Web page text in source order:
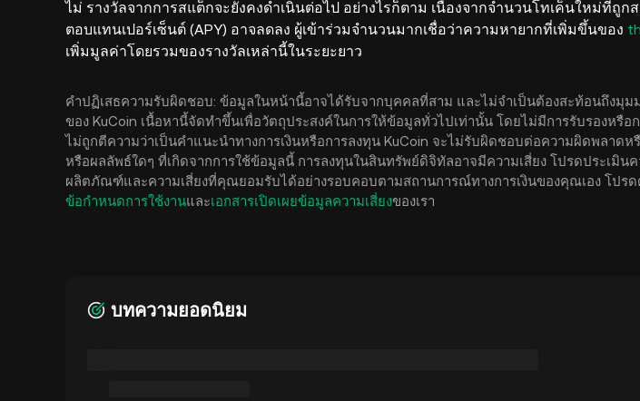
ไม่ รางวัลจากการสแต็กจะยังคงดำเนินต่อไป อย่างไรก็ตาม เนื่องจากจำนวนโทเค็นใหม่ที่ถูก
ตอบแทนเปอร์เซ็นต์ (APY) อาจลดลง ผู้เข้าร่วมจำนวนมากเชื่อว่าความหายากที่เพิ่มขึ้นของ
เพิ่มมูลค่าโดยรวมของรางวัลเหล่านี้ในระยะยาว
คำปฏิเสธความรับผิดชอบ: ข้อมูลในหน้านี้อาจได้รับจากบุคคลที่สาม และไม่จำเป็นต้องสะท้อนถึงมุม
ของ KuCoin เนื้อหานี้จัดทำขึ้นเพื่อวัตถุประสงค์ในการให้ข้อมูลทั่วไปเท่านั้น โดยไม่มีการรับรองหรือ
ไม่ถูกตีความว่าเป็นคำแนะนำทางการเงินหรือการลงทุน KuCoin จะไม่รับผิดชอบต่อความผิดพลาดหรื
หรือผลลัพธ์ใดๆ ที่เกิดจากการใช้ข้อมูลนี้ การลงทุนในสินทรัพย์ดิจิทัลอาจมีความเสี่ยง โปรดประเมินค
ผลิตภัณฑ์และความเสี่ยงที่คุณยอมรับได้อย่างรอบคอบตามสถานการณ์ทางการเงินของคุณเอง โปร
ข้อกำหนดการใช้งานและเอกสารเปิดเผยข้อมูลความเสี่ยงของเรา
บทความยอดนิยม